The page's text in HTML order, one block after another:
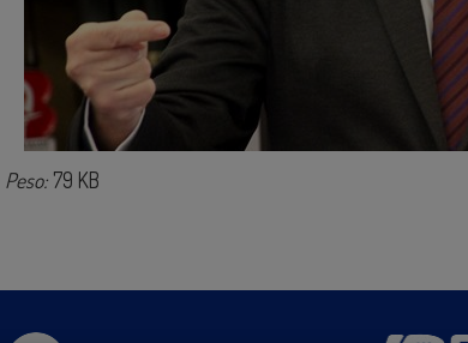
Peso: 79 KB